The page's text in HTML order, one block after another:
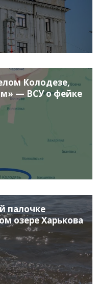
Колодезе,
— ВСУ о фейке
палочке
озере Харькова